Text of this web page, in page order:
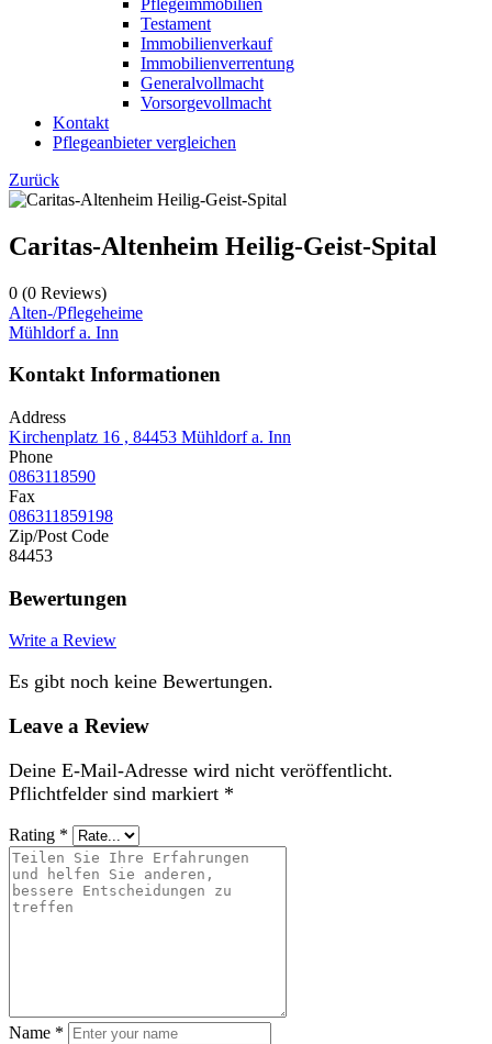
Testament
Immobilienverkauf
Immobilienverrentung
Generalvollmacht
Vorsorgevollmacht
Kontakt
Pflegeanbieter vergleichen
Zurück
Caritas-Altenheim Heilig-Geist-Spital
0 (0 Reviews)
Alten-/Pflegeheime
Mühldorf a. Inn
Kontakt Informationen
Address
Kirchenplatz 16 , 84453 Mühldorf a. Inn
Phone
0863118590
Fax
086311859198
Zip/Post Code
84453
Bewertungen
Write a Review
Es gibt noch keine Bewertungen.
Leave a Review
Deine E-Mail-Adresse wird nicht veröffentlicht.
Pflichtfelder sind markiert *
Rating *
Name *